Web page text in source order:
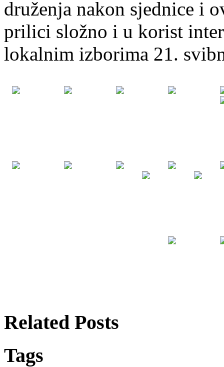
druženja nakon sjednice i
prilici složno i u korist
lokalnim izborima 21.
Related Posts
Tags